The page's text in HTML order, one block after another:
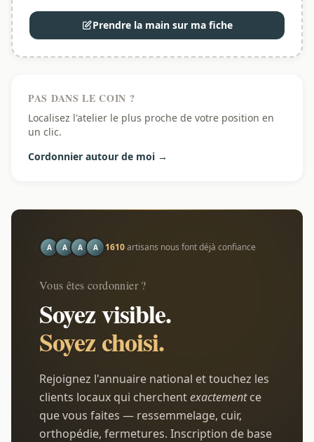
Prendre la main sur ma fiche
PAS DANS LE COIN ?
Localisez l'atelier le plus proche de votre position en
un clic.
Cordonnier autour de moi →
A A A A 1610artisans nous font déjà confiance
Vous êtes cordonnier ?
Soyez visible.
Soyez choisi.
Rejoignez l'annuaire national et touchez les
clients locaux qui cherchentexactementce
que vous faites — ressemmelage, cuir,
orthopédie, fermetures. Inscription de base